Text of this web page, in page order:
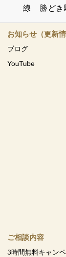
線 勝どき
お知らせ（更新情
ブログ
YouTube
ご相談内容
3時間無料キャン